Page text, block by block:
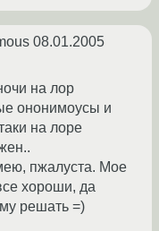
08.01.2005
на лор
ононимоусы и
на лоре
пжалуста. Мое
хороши, да
решать =)